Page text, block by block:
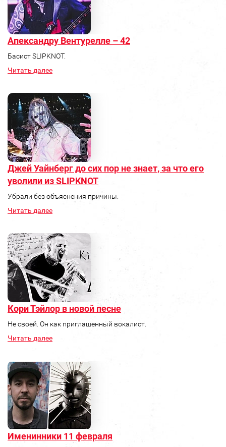
Апександру Вентурелле – 42
Басист SLIPKNOT.
Читать далее
Джей Уайнберг до сих пор не знает, за что его
уволили из SLIPKNOT
Убрали без объяснения причины.
Читать далее
Кори Тэйлор в новой песне
Не своей. Он как приглашенный вокалист.
Читать далее
Именинники 11 февраля